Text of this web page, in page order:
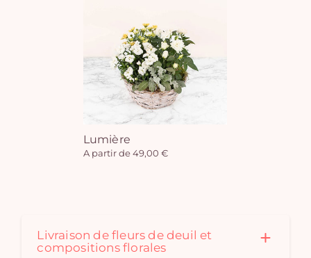
Lumière
A partir de 49,00 €
Livraison de fleurs de deuil et
compositions florales